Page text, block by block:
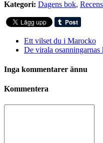
Kategori: Dagens bok,
Ett vilset du i Marocko
De virala osanningarnas
Inga kommentarer ännu
Kommentera